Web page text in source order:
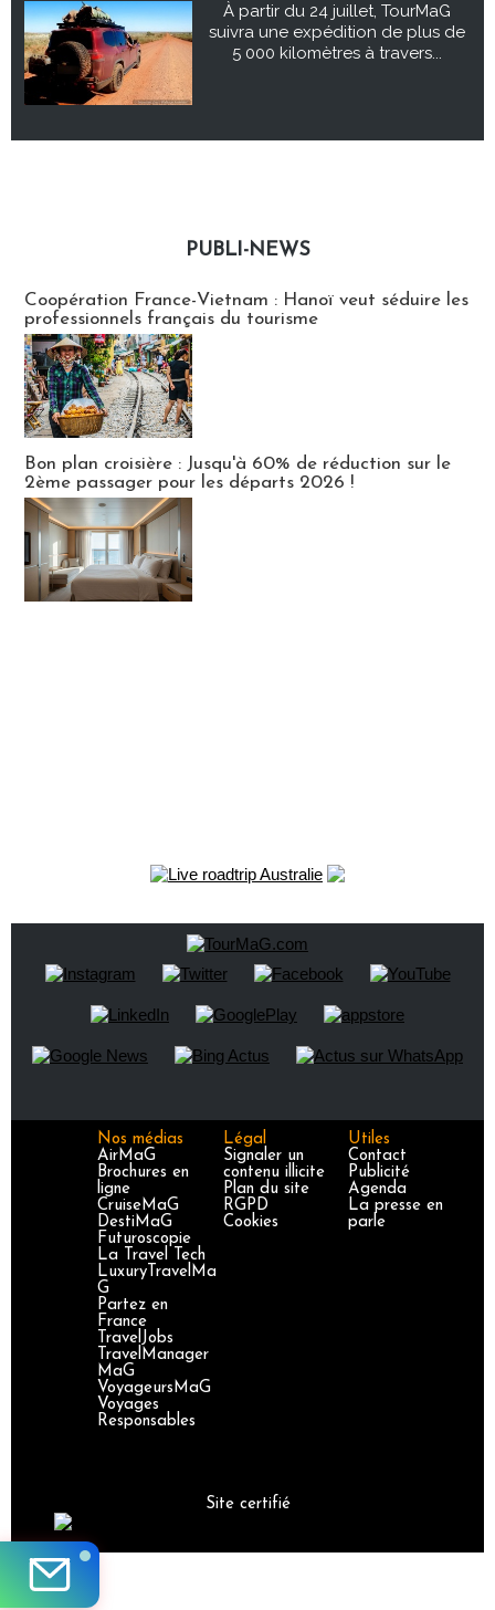
À partir du 24 juillet, TourMaG
suivra une expédition de plus de
5 000 kilomètres à travers...
PUBLI-NEWS
Coopération France-Vietnam : Hanoï veut séduire les
professionnels français du tourisme
Bon plan croisière : Jusqu'à 60% de réduction sur le
2ème passager pour les départs 2026 !
Nos médias
AirMaG
Brochures en
ligne
CruiseMaG
DestiMaG
Futuroscopie
La Travel Tech
LuxuryTravelMa
G
Partez en
France
TravelJobs
TravelManager
MaG
VoyageursMaG
Voyages
Responsables
Légal
Signaler un
contenu illicite
Plan du site
RGPD
Cookies
Utiles
Contact
Publicité
Agenda
La presse en
parle
Site certifié